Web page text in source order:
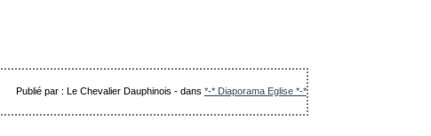
Publié par : Le Chevalier Dauphinois -dans *-* Diaporama Eglise *-*